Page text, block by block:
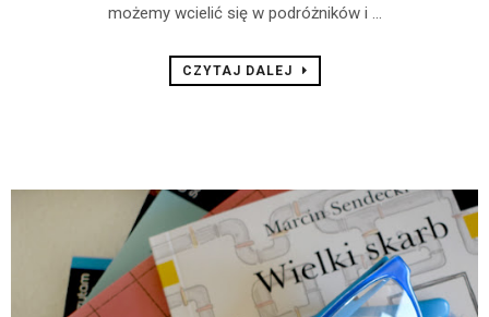
możemy wcielić się w podróżników i ...
CZYTAJ DALEJ